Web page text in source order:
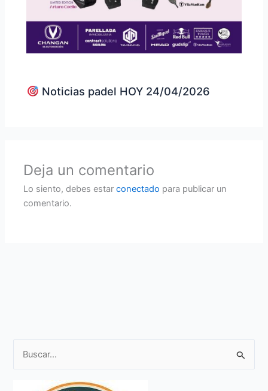
Noticias padel HOY 24/04/2026
Deja un comentario
Lo siento, debes estarconectado para publicar un
comentario.